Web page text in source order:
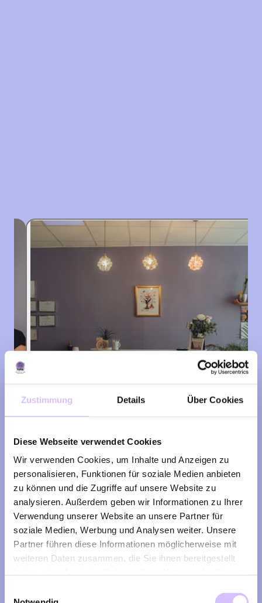
Zustimmung Details Über Cookies
Diese Webseite verwendet Cookies
Wir verwenden Cookies, um Inhalte und Anzeigen zu
personalisieren, Funktionen für soziale Medien anbieten
zu können und die Zugriffe auf unsere Website zu
analysieren. Außerdem geben wir Informationen zu Ihrer
Verwendung unserer Website an unsere Partner für
soziale Medien, Werbung und Analysen weiter. Unsere
Partner führen diese Informationen möglicherweise mit
weiteren Daten zusammen, die Sie ihnen bereitgestellt
Slide 2 of 10
Yoga beginnt dort, wo du
gerade bist
In meinem Yoga-Studio erwartet dich